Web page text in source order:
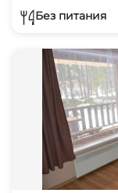
Без питания